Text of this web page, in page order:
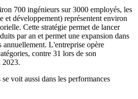
700 ingénieurs sur 3000 employés, les
et développement) représentent environ
Cette stratégie permet de lancer
par an et permet une expansion dans
annuellement. L'entreprise opère
contre 31 lors de son
2023.
voit aussi dans les performances